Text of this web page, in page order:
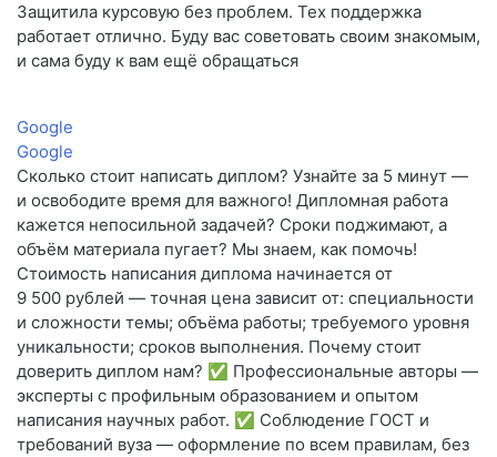
Защитила курсовую без проблем. Тех поддержка
работает отлично. Буду вас советовать своим знакомым,
и сама буду к вам ещё обращаться
Google
Google
Сколько стоит написать диплом? Узнайте за 5 минут —
и освободите время для важного! Дипломная работа
кажется непосильной задачей? Сроки поджимают, а
объём материала пугает? Мы знаем, как помочь!
Стоимость написания диплома начинается от
9 500 рублей — точная цена зависит от: специальности
и сложности темы; объёма работы; требуемого уровня
уникальности; сроков выполнения. Почему стоит
доверить диплом нам? ✅ Профессиональные авторы —
эксперты с профильным образованием и опытом
написания научных работ. ✅ Соблюдение ГОСТ и
требований вуза — оформление по всем правилам, без